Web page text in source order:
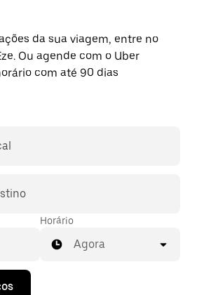
da sua viagem, entre no
Ou agende com o Uber
com até 90 dias
Horário
Agora